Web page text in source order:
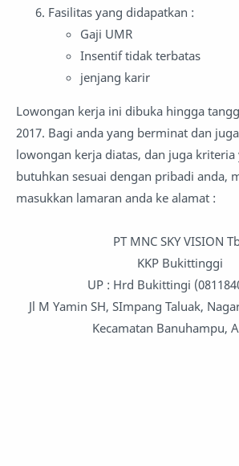
Fasilitas yang didapatkan :
Gaji UMR
Insentif tidak terbatas
jenjang karir
Lowongan kerja ini dibuka hingga
2017. Bagi anda yang berminat dan
lowongan kerja diatas, dan juga kriteria
butuhkan sesuai dengan pribadi anda,
masukkan lamaran anda ke alamat :
PT MNC SKY VISION
KKP Bukittinggi
UP : Hrd Bukittingi
Jl M Yamin SH, SImpang Taluak,
Kecamatan Banuhampu,